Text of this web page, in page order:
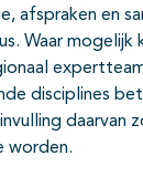
afspraken en
Waar
disciplines
daarvan
worden.